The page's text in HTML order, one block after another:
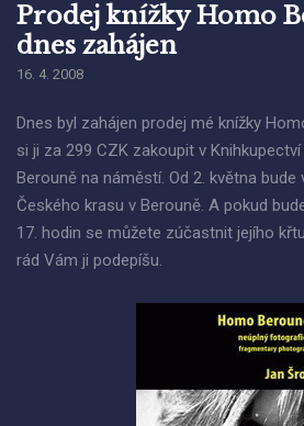
Prodej knížky Homo
dnes zahájen
16. 4. 2008
Dnes byl zahájen prodej mé knížky
si ji za 299 CZK zakoupit v
Berouně na náměstí. Od 2. května bude
Českého krasu v Berouně. A pokud
17. hodin se můžete zúčastnit jejího
rád Vám ji podepíšu.